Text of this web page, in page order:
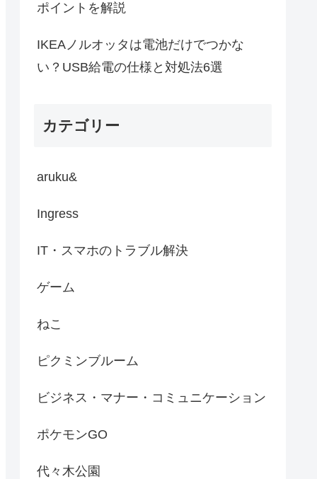
ポイントを解説
IKEAノルオッタは電池だけでつかな
い？USB給電の仕様と対処法6選
カテゴリー
aruku&
Ingress
IT・スマホのトラブル解決
ゲーム
ねこ
ピクミンブルーム
ビジネス・マナー・コミュニケーション
ポケモンGO
代々木公園